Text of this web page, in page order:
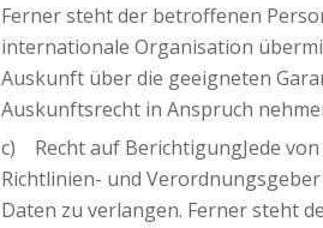
Ferner steht der betroffenen
internationale Organisation
Auskunft über die geeigneten
Auskunftsrecht in Anspruch
c) Recht auf BerichtigungJede
Richtlinien- und
Daten zu verlangen. Ferner steht